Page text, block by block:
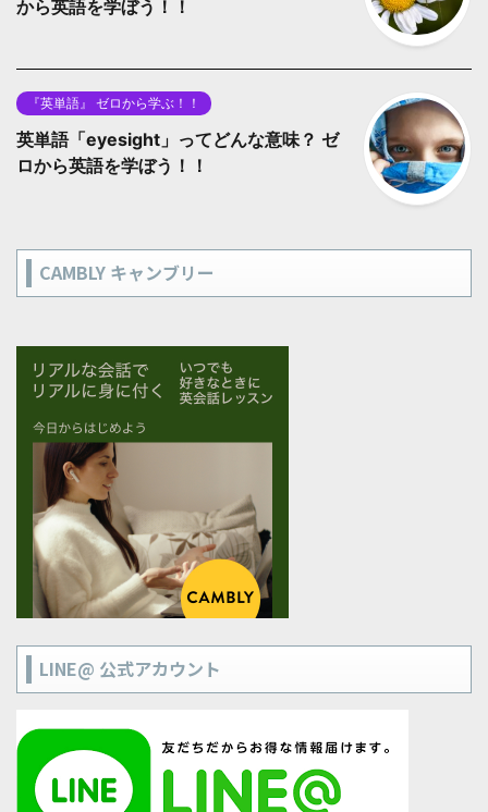
から英語を学ぼう！！
『英単語』 ゼロから学ぶ！！
英単語「eyesight」ってどんな意味？ ゼ
ロから英語を学ぼう！！
CAMBLY キャンブリー
LINE@ 公式アカウント